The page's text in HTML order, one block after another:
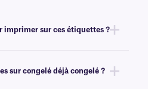
imprimer sur ces étiquettes ?
avoir une largeur identique ou
sur congelé déjà congelé ?